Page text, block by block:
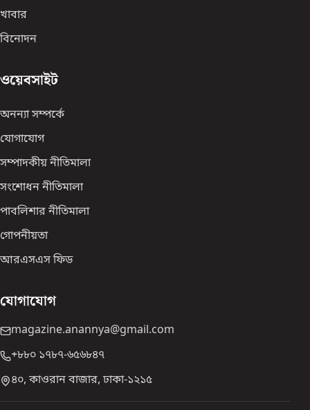
খাবার
বিনোদন
ওয়েবসাইট
অনন্যা সম্পর্কে
যোগাযোগ
সম্পাদকীয় নীতিমালা
সংশোধন নীতিমালা
পাবলিশার নীতিমালা
গোপনীয়তা
আরএসএস ফিড
যোগাযোগ
magazine.anannya@gmail.com
+৮৮০ ১৭৮৭-৬৫৬৮৪৭
৪০, কাওরান বাজার, ঢাকা-১২১৫